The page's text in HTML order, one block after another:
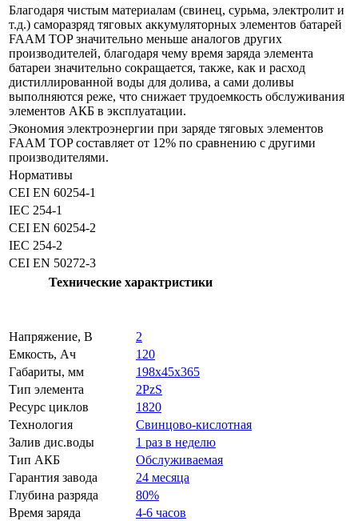
Благодаря чистым материалам (свинец, сурьма, электролит и
т.д.) саморазряд тяговых аккумуляторных элементов батарей
FAAM TOP значительно меньше аналогов других
производителей, благодаря чему время заряда элемента
батареи значительно сокращается, также, как и расход
дистиллированной воды для долива, а сами доливы
выполняются реже, что снижает трудоемкость обслуживания
элементов АКБ в эксплуатации.
Экономия электроэнергии при заряде тяговых элементов
FAAM TOP составляет от 12% по сравнению с другими
производителями.
Нормативы
CEI EN 60254-1
IEC 254-1
CEI EN 60254-2
IEC 254-2
CEI EN 50272-3
Технические характристики
Напряжение, В
2
Емкость, Ач
120
Габариты, мм
198x45x365
Тип элемента
2PzS
Ресурс циклов
1820
Технология
Свинцово-кислотная
Залив дис.воды
1 раз в неделю
Тип АКБ
Обслуживаемая
Гарантия завода
24 месяца
Глубина разряда
80%
Время заряда
4-6 часов